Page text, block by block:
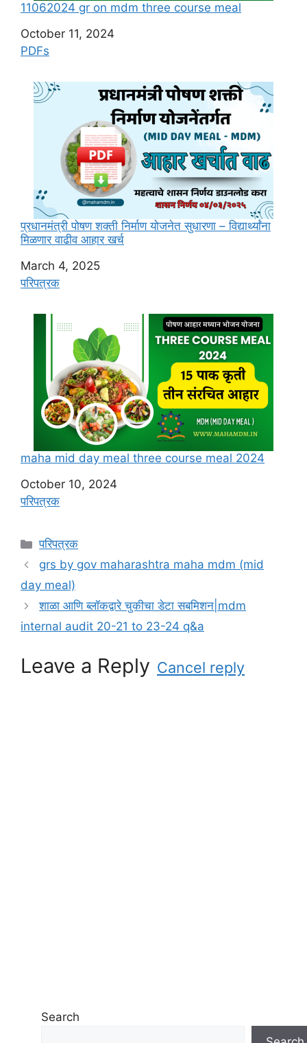
11062024 gr on mdm three course meal
Date
October 11, 2024
In relation to
PDFs
प्रधानमंत्री पोषण शक्ती निर्माण योजनेत सुधारणा – विद्यार्थ्यांना
मिळणार वाढीव आहार खर्च
Date
March 4, 2025
In relation to
परिपत्रक
maha mid day meal three course meal 2024
Date
October 10, 2024
In relation to
परिपत्रक
C
a
t
e
g
o
i
परिपत्रक
grs by gov maharashtra maha mdm (mid
day meal)
शाळा आणि ब्लॉकद्वारे चुकीचा डेटा सबमिशन|mdm
internal audit 20-21 to 23-24 q&a
Leave a Reply Cancel reply
Search